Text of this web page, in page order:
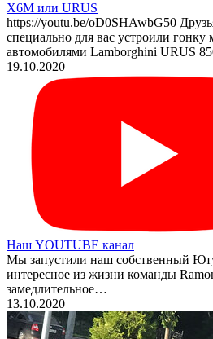
X6M или URUS
https://youtu.be/oD0SHAwbG50
специально для вас устроили
автомобилями Lamborghini URUS
19.10.2020
Наш YOUTUBE канал
Мы запустили наш собственный
интересное из жизни команды
замедлительное…
13.10.2020